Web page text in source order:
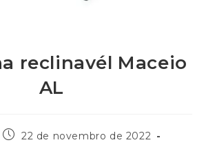
reclinavél Maceio
AL
22 de novembro de 2022